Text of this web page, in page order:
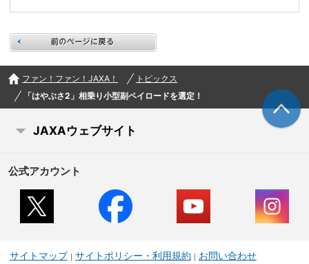
ファン！ファン！JAXA！
トピックス
「はやぶさ2」相乗り小型副ペイロードを選定！
JAXAウェブサイト
公式アカウント
サイトマップ サイトポリシー・利用規約 お問い合わせ